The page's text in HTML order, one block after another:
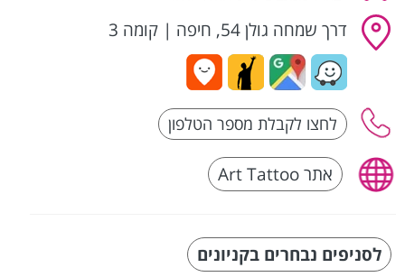
דרך שמחה גולן 54, חיפה | קומה 3
אתר Art Tattoo
לסניפים נבחרים בקניונים